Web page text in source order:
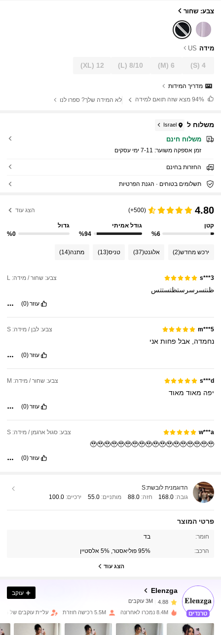
צבע: שחור
מידה US
4
(S)
6
(M)
8/10
(L)
12
(XL)
מדריך המידות
מצא שזה תואם למידה לא המידה שלך? ספרו לנו
משלוח ל Israel
משלוח חינם
זמן אספקה ​​משוער: 7-11 ימי עסקים
החזרות בחינם
תשלומים בטוחים · הגנת הפרטיות
4.80
(500+) הצג עוד
קטן
%6
גודל אמיתי
%94
גדול
%0
ירכש מחדש(2) אלגנט(37) טניס(13) מתנה(14)
s***3 צבע: שחור / מידה: L
ظنتسرسرستظتستتس
עוזר(0)
m***5 צבע: לבן / מידה: S
נחמדה,אבל פחותאני
עוזר(0)
s***d צבע: שחור / מידה: M
יפה מאוד מאוד
עוזר(0)
w***a צבע: סגול ארגמן / מידה: S
🥹🥹🥹🥹🥹🥹🥹🥹🥹🥹🥹🥹🥹🥹🥹🥹🥹🥹
עוזר(0)
הדוגמנית לובשת:S
גובה: 168.0 חזה:88.0 מותניים: 55.0 ירכיים: 100.0
פרטי המוצר
חומר: בד
הרכב: 95% פוליאסטר, 5% אלסטיין
הצג עוד
Elenzga
3M עוקבים
4.88 3M עוקבים
3M עוקבים
עוקב
8.4M נמכרו לאחרונה 5.5M רכישה חוזרת עליית עוקבים של 13%